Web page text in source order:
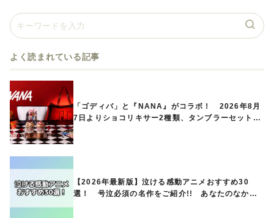
よく読まれている記事
「ゴディバ」と『NANA』がコラボ！ 2026年8月
7日よりショコリキサー2種類、タンブラーセットな
【2026年最新版】泣ける感動アニメおすすめ30
選！ 号泣必須の名作をご紹介!! あなたのなかの